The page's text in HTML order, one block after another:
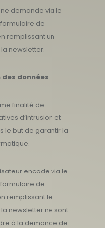
demande via le
de
remplissant un
newsletter.
données
finalité de
d’intrusion et
le but de garantir la
encode via le
de
remplissant le
newsletter ne sont
à la demande de